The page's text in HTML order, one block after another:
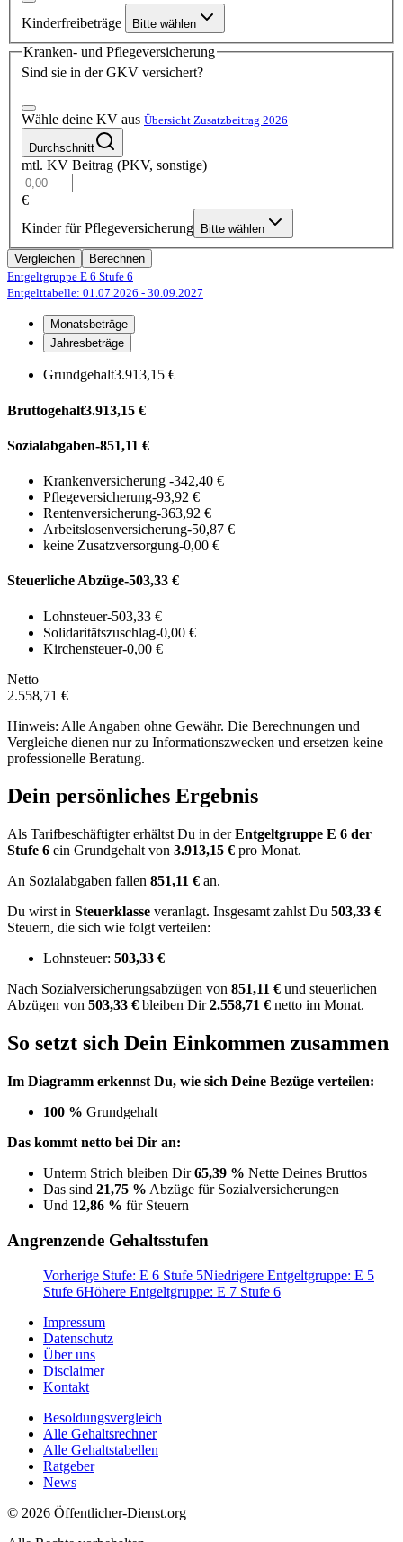
Kinderfreibeträge Bitte wählen
Kranken- und Pflegeversicherung
Sind sie in der GKV versichert?
Wähle deine KV aus Übersicht Zusatzbeitrag 2026
Durchschnitt
mtl. KV Beitrag (PKV, sonstige)
€
Kinder für Pflegeversicherung
Bitte wählen
Vergleichen
Berechnen
Entgeltgruppe E 6 Stufe 6
Entgelttabelle: 01.07.2026 - 30.09.2027
Monatsbeträge
Jahresbeträge
Grundgehalt3.913,15 €
Bruttogehalt3.913,15 €
Sozialabgaben-851,11 €
Krankenversicherung -342,40 €
Pflegeversicherung-93,92 €
Rentenversicherung-363,92 €
Arbeitslosenversicherung-50,87 €
keine Zusatzversorgung-0,00 €
Steuerliche Abzüge-503,33 €
Lohnsteuer-503,33 €
Solidaritätszuschlag-0,00 €
Kirchensteuer-0,00 €
Netto
2.558,71 €
Hinweis: Alle Angaben ohne Gewähr. Die Berechnungen und
Vergleiche dienen nur zu Informationszwecken und ersetzen keine
professionelle Beratung.
Dein persönliches Ergebnis
Als Tarifbeschäftigter erhältst Du in derEntgeltgruppe E 6 der
Stufe 6 ein Grundgehalt von 3.913,15 € pro Monat.
An Sozialabgaben fallen 851,11 € an.
Du wirst in Steuerklasse veranlagt. Insgesamt zahlst Du 503,33 €
Steuern, die sich wie folgt verteilen:
Lohnsteuer: 503,33 €
Nach Sozialversicherungsabzügen von 851,11 € und steuerlichen
Abzügen von 503,33 € bleiben Dir2.558,71 € netto im Monat.
So setzt sich Dein Einkommen zusammen
Im Diagramm erkennst Du, wie sich Deine Bezüge verteilen:
100 % Grundgehalt
Das kommt netto bei Dir an:
Unterm Strich bleiben Dir65,39 % Nette Deines Bruttos
Das sind 21,75 % Abzüge für Sozialversicherungen
Und 12,86 % für Steuern
Angrenzende Gehaltsstufen
Vorherige Stufe: E 6 Stufe 5Niedrigere Entgeltgruppe: E 5
Stufe 6Höhere Entgeltgruppe: E 7 Stufe 6
Impressum
Datenschutz
Über uns
Disclaimer
Kontakt
Besoldungsvergleich
Alle Gehaltsrechner
Alle Gehaltstabellen
Ratgeber
News
© 2026 Öffentlicher-Dienst.org